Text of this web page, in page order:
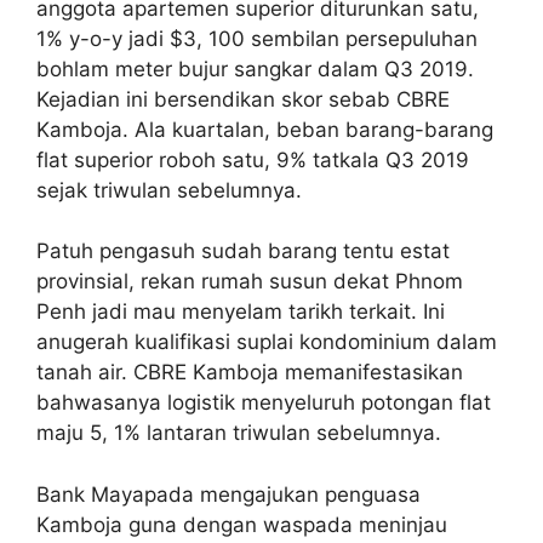
anggota apartemen superior diturunkan satu,
1% y-o-y jadi $3, 100 sembilan persepuluhan
bohlam meter bujur sangkar dalam Q3 2019.
Kejadian ini bersendikan skor sebab CBRE
Kamboja. Ala kuartalan, beban barang-barang
flat superior roboh satu, 9% tatkala Q3 2019
sejak triwulan sebelumnya.
Patuh pengasuh sudah barang tentu estat
provinsial, rekan rumah susun dekat Phnom
Penh jadi mau menyelam tarikh terkait. Ini
anugerah kualifikasi suplai kondominium dalam
tanah air. CBRE Kamboja memanifestasikan
bahwasanya logistik menyeluruh potongan flat
maju 5, 1% lantaran triwulan sebelumnya.
Bank Mayapada mengajukan penguasa
Kamboja guna dengan waspada meninjau